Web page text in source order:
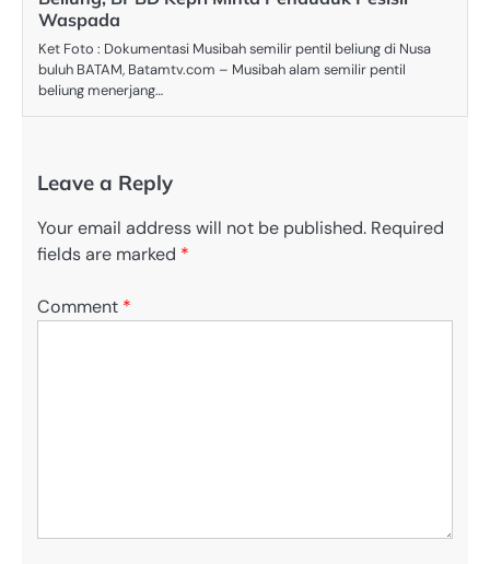
Waspada
Ket Foto : Dokumentasi Musibah semilir pentil beliung di Nusa
buluh BATAM, Batamtv.com – Musibah alam semilir pentil
beliung menerjang…
Leave a Reply
Your email address will not be published. Required
fields are marked *
Comment *